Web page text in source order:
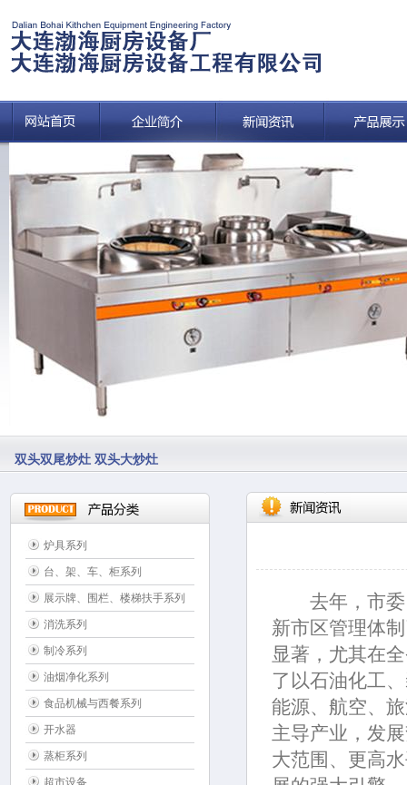
煲汤连炒炉 双头蒸炉
炉具系列
台、架、车、柜系列
展示牌、围栏、楼梯扶手系列
消洗系列
制冷系列
油烟净化系列
食品机械与西餐系列
开水器
蒸柜系列
超市设备
去年，市
新市区管理体
显著，尤其在
了以石油化工
能源、航空、
主导产业，发
大范围、更高